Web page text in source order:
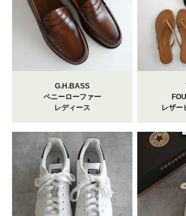
G.H.BASS
ペニーローファー
レディース
レザー